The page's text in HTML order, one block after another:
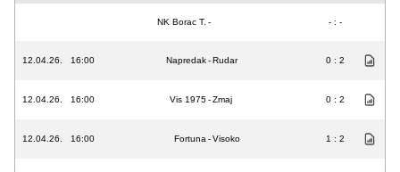
NK Borac T. - - : -
12.04.26. 16:00 Napredak-Rudar 0 : 2
12.04.26. 16:00 Vis 1975-Zmaj 0 : 2
12.04.26. 16:00 Fortuna -Visoko 1 : 2